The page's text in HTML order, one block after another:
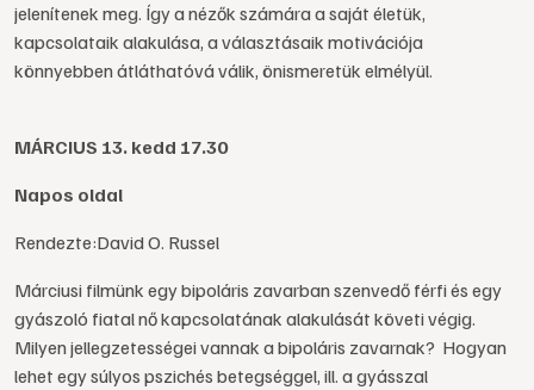
jelenítenek meg. Így a nézők számára a saját életük,
kapcsolataik alakulása, a választásaik motivációja
könnyebben átláthatóvá válik, önismeretük elmélyül.
MÁRCIUS 13. kedd 17.30
Napos oldal
Rendezte:David O. Russel
Márciusi filmünk egy bipoláris zavarban szenvedő férfi és egy
gyászoló fiatal nő kapcsolatának alakulását követi végig.
Milyen jellegzetességei vannak a bipoláris zavarnak? Hogyan
lehet egy súlyos pszichés betegséggel, ill. a gyásszal